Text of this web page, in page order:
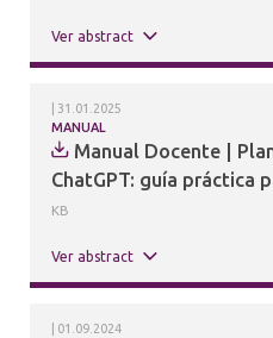
Ver abstract
MANUAL
31.01.2025
Manual Docente |
ChatGPT: guía práctica
KB
Ver abstract
01.09.2024